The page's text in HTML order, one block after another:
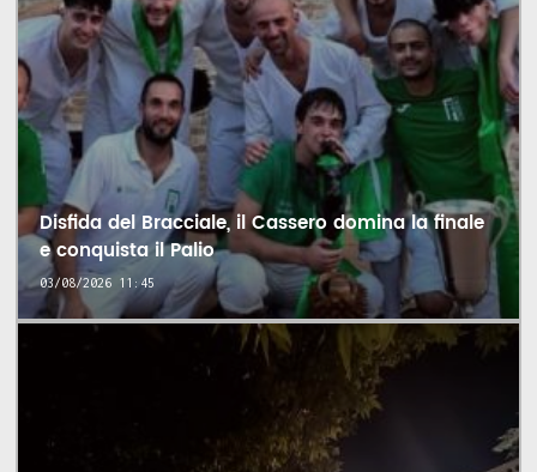
Disfida del Bracciale, il Cassero domina la finale
e conquista il Palio
03/08/2026 11:45